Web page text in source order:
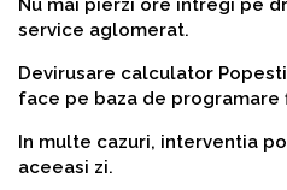
Nu mai pierzi ore intregi pe
service aglomerat.
Devirusare calculator
face pe baza de programare
In multe cazuri, interventia
aceeasi zi.